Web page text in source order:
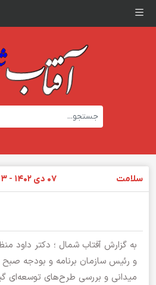
سلامت ۰۷ دی ۱۴۰۲ - ۳ سال پیش
به گزارش آفتاب شمال ؛ دکتر داود
و رئیس سازمان برنامه و بودجه صبح
میدانی و بررسی طرح‌های توسعه‌ای